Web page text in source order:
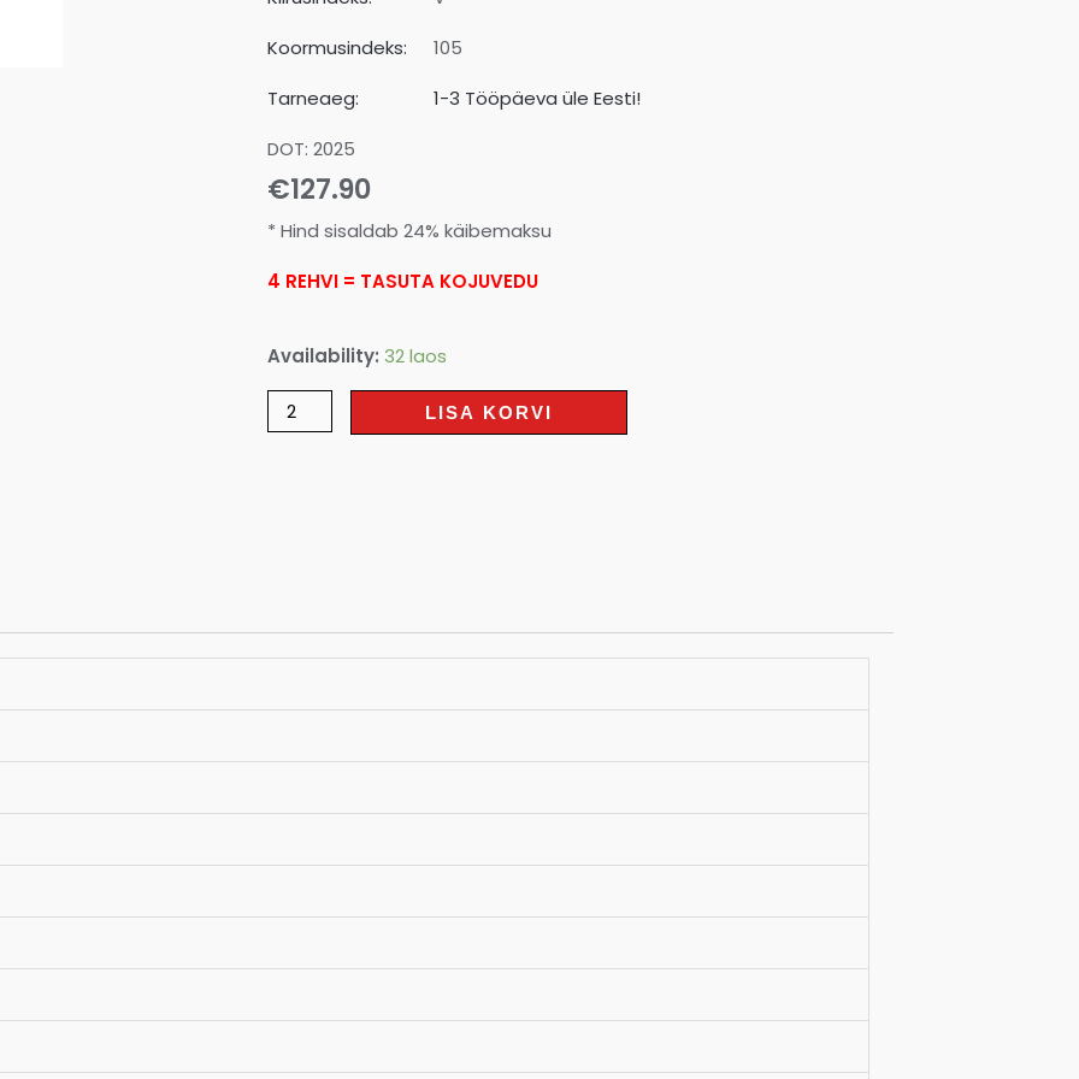
Koormusindeks:
105
Tarneaeg:
1-3 Tööpäeva üle Eesti!
DOT: 2025
€127.90
* Hind sisaldab 24% käibemaksu
4 REHVI = TASUTA KOJUVEDU
Availability: 32 laos
LISA KORVI